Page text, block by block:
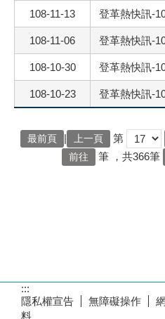
108-11-13 登革熱快訊-
108-11-06 登革熱快訊-
108-10-30 登革熱快訊-
108-10-23 登革熱快訊-
最前頁 | 上一頁 第
筆 ，共366筆
:::
隱私權宣告
無障礙操作
料